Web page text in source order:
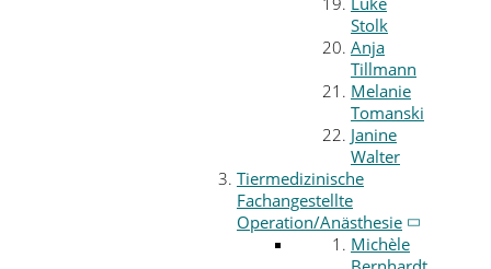
Stolk
Anja
Tillmann
Melanie
Tomanski
Janine
Walter
Tiermedizinische
Fachangestellte
Operation/Anästhesie
Michèle